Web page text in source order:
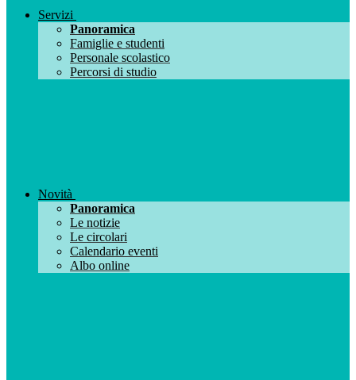
Servizi
Panoramica
Famiglie e studenti
Personale scolastico
Percorsi di studio
Novità
Panoramica
Le notizie
Le circolari
Calendario eventi
Albo online